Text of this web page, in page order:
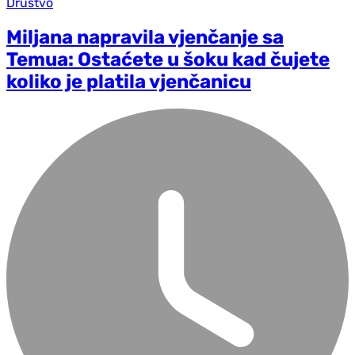
Miljana napravila vjenčanje sa
Temua: Ostaćete u šoku kad čujete
koliko je platila vjenčanicu